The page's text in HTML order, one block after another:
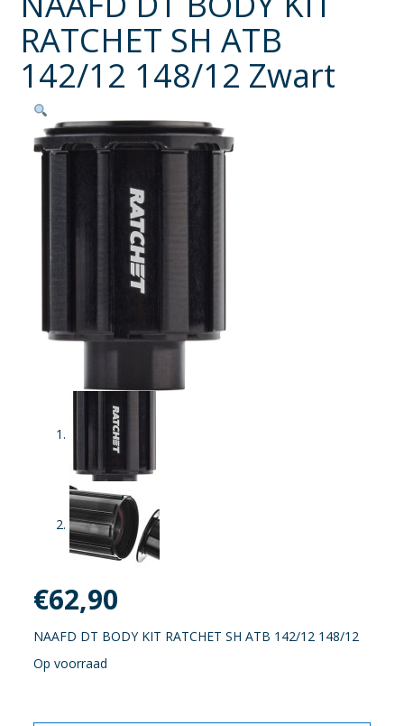
RATCHET SH ATB
142/12 148/12 Zwart
€62,90
NAAFD DT BODY KIT RATCHET SH ATB 142/12 148/12
Op voorraad